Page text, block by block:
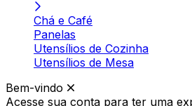
Chá e Café
Panelas
Utensílios de Cozinha
Utensílios de Mesa
Bem-vindo
Acesse sua conta para ter uma